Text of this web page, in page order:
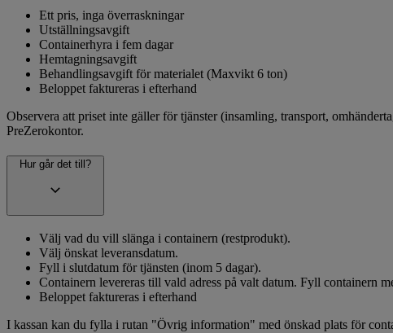
Ett pris, inga överraskningar
Utställningsavgift
Containerhyra i fem dagar
Hemtagningsavgift
Behandlingsavgift för materialet (Maxvikt 6 ton)
Beloppet faktureras i efterhand
Observera att priset inte gäller för tjänster (insamling, transport,
PreZerokontor.
Hur går det till?
Välj vad du vill slänga i containern (restprodukt).
Välj önskat leveransdatum.
Fyll i slutdatum för tjänsten (inom 5 dagar).
Containern levereras till vald adress på valt datum. Fyll containern
Beloppet faktureras i efterhand
I kassan kan du fylla i rutan "Övrig information" med önskad plats för